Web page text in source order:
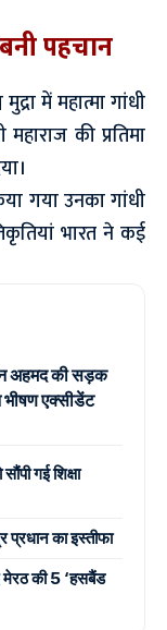
पहचान
में महात्मा गांधी
की प्रतिमा
गया उनका गांधी
भारत ने कई
अहमद की सड़क
भीषण एक्सीडेंट
गई शिक्षा
प्रधान का इस्तीफा
मेरठ की 5 ‘हसबैंड